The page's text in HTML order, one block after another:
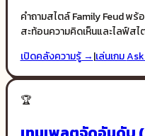
คำถามสไตล์ Family Feud พ
สะท้อนความคิดเห็นและไลฟ์ส
เปิดคลังความรู้ →|เล่นเกม
🏆